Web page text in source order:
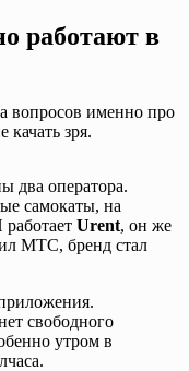
работают в
вопросов именно про
качать зря.
два оператора.
самокаты, на
Urent, он же
МТС, бренд стал
свободного
утром в